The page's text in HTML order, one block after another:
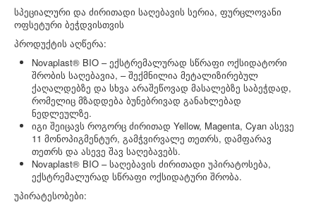
სპეციალური და ძირითადი საღებავის სერია, ფურცლოვანი
ოფსეტური ბეჭდვისთვის
პროდუქტის აღწერა:
Novaplast® BIO – ექსტრემალურად სწრაფი ოქსიდატორი
შრობის საღებავია, – შექმნილია მეტალიზირებულ
ქაღალდებზე და სხვა არაშეწოვად მასალებზე საბეჭდად,
რომელიც მზადდება ბუნებრივად განახლებად
ნედლეულზე.
იგი შეიცავს როგორც ძირითად Yellow, Magenta, Cyan ასევე
11 მონოპიგმენტურ, გამჭვირვალე თეთრს, დამფარავ
თეთრს და ასევე შავ საღებავებს.
Novaplast® BIO – საღებავის ძირითადი უპირატოსება,
ექსტრემალურად სწრაფი ოქსიდატური შრობა.
უპირატესობები: